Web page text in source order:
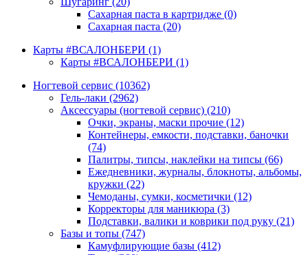
Сахарная паста в картридже (0)
Сахарная паста (20)
Карты #ВСАЛОНБЕРИ (1)
Карты #ВСАЛОНБЕРИ (1)
Ногтевой сервис (10362)
Гель-лаки (2962)
Аксессуары (ногтевой сервис) (210)
Очки, экраны, маски прочие (12)
Контейнеры, емкости, подставки, баночки
(74)
Палитры, типсы, наклейки на типсы (66)
Ежедневники, журналы, блокноты, альбомы,
кружки (22)
Чемоданы, сумки, косметички (12)
Корректоры для маникюра (3)
Подставки, валики и коврики под руку (21)
Базы и топы (747)
Камуфлирующие базы (412)